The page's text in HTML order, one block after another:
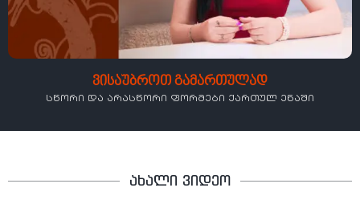
ვისაუბროთ გამართულად
სწორი და არასწორი ფორმები ქართულ ენაში
ახალი ვიდეო